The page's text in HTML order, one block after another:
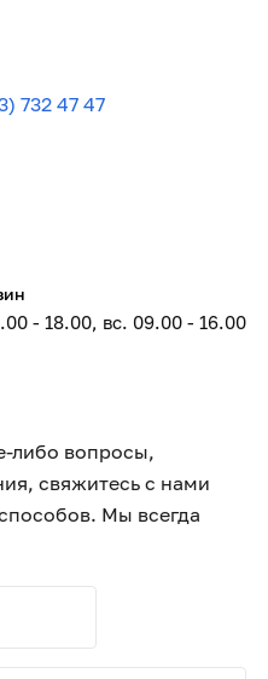
732 47 47
- 18.00, вс. 09.00 - 16.00
либо вопросы,
свяжитесь с нами
Мы всегда